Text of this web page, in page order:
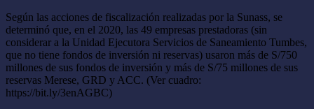
Según las acciones de fiscalización realizadas por la Sunass, se
determinó que, en el 2020, las 49 empresas prestadoras (sin
considerar a la Unidad Ejecutora Servicios de Saneamiento Tumbes,
que no tiene fondos de inversión ni reservas) usaron más de S/750
millones de sus fondos de inversión y más de S/75 millones de sus
reservas Merese, GRD y ACC. (Ver cuadro:
https://bit.ly/3enAGBC)